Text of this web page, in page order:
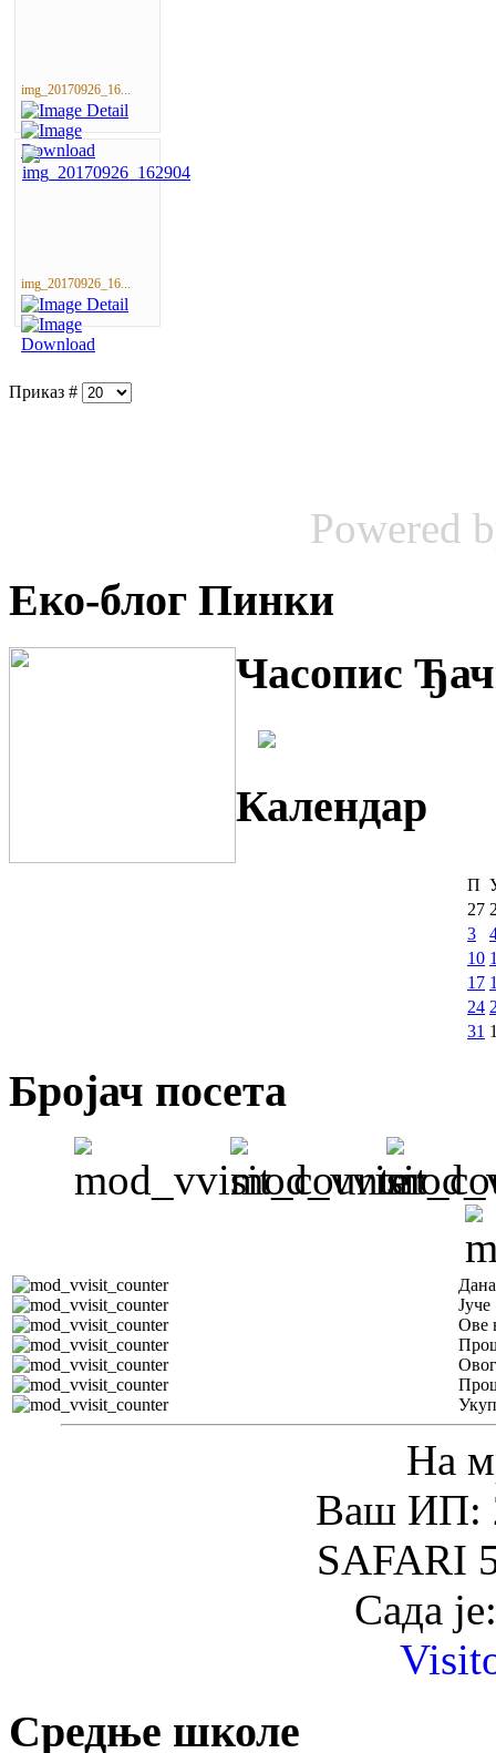
img_20170926_16...
img_20170926_16...
Приказ #
Powered
Еко-блог Пинки
Часопис
Календар
П
27
3
10
17
24
31
Бројач посета
Јуче
Ове
На
Ваш ИП:
SAFARI
Сада
Средње школе